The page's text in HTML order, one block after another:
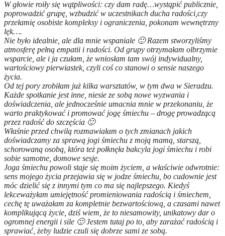
W głowie roiły się wątpliwości: czy dam radę…wystąpić publicznie,
poprowadzić grupę, wzbudzić w uczestnikach ducha radości,czy
przełamię osobiste kompleksy i ograniczenia, pokonam wewnętrzny
lęk….
Nie było idealnie, ale dla mnie wspaniale 🙂 Razem stworzyliśmy
atmosferę pełną empatii i radości. Od grupy otrzymałam olbrzymie
wsparcie, ale i ja czułam, że wniosłam tam swój indywidualny,
wartościowy pierwiastek, czyli coś co stanowi o sensie naszego
życia.
Od tej pory zrobiłam już kilka warsztatów, w tym dwa w Sieradzu.
Każde spotkanie jest inne, niesie ze sobą nowe wyzwania i
doświadczenia, ale jednocześnie umacnia mnie w przekonaniu, że
warto praktykować i promować jogę śmiechu – drogę prowadzącą
przez radość do szczęścia 🙂
Właśnie przed chwilą rozmawiałam o tych zmianach jakich
doświadczamy za sprawą jogi śmiechu z moją mamą, starszą,
schorowaną osobą, która też połknęła bakcyla jogi śmiechu i robi
sobie samotne, domowe sesje.
Joga śmiechu powoli staje się moim życiem, a właściwie odwrotnie:
sens mojego życia przejawia się w jodze śmiechu, bo cudownie jest
móc dzielić się z innymi tym co ma się najlepszego. Kiedyś
lekceważyłam umiejętność promieniowania radością i śmiechem,
cechę tę uważałam za kompletnie bezwartościową, a czasami nawet
komplikującą życie, dziś wiem, że to niesamowity, unikatowy dar o
ogromnej energii i sile 🙂 Jestem tutaj po to, aby zarażać radością i
sprawiać, żeby ludzie czuli się dobrze sami ze sobą.